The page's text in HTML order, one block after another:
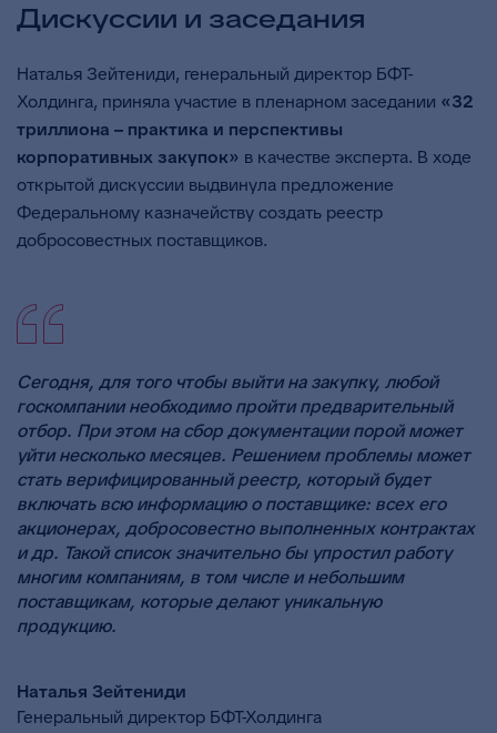
Дискуссии и заседания
Наталья Зейтениди, генеральный директор БФТ-
Холдинга, приняла участие в пленарном заседании «32
триллиона – практика и перспективы
корпоративных закупок» в качестве эксперта. В ходе
открытой дискуссии выдвинула предложение
Федеральному казначейству создать реестр
добросовестных поставщиков.
Сегодня, для того чтобы выйти на закупку, любой
госкомпании необходимо пройти предварительный
отбор. При этом на сбор документации порой может
уйти несколько месяцев. Решением проблемы может
стать верифицированный реестр, который будет
включать всю информацию о поставщике: всех его
акционерах, добросовестно выполненных контрактах
и др. Такой список значительно бы упростил работу
многим компаниям, в том числе и небольшим
поставщикам, которые делают уникальную
продукцию.
Наталья Зейтениди
Генеральный директор БФТ-Холдинга